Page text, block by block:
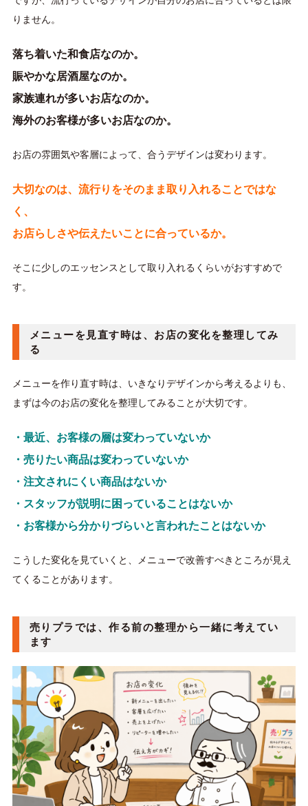
りません。
落ち着いた和食店なのか。
賑やかな居酒屋なのか。
家族連れが多いお店なのか。
海外のお客様が多いお店なのか。
お店の雰囲気や客層によって、合うデザインは変わります。
大切なのは、流行りをそのまま取り入れることではな
く、
お店らしさや伝えたいことに合っているか。
そこに少しのエッセンスとして取り入れるくらいがおすすめで
す。
メニューを見直す時は、お店の変化を整理してみ
る
メニューを作り直す時は、いきなりデザインから考えるよりも、
まずは今のお店の変化を整理してみることが大切です。
・最近、お客様の層は変わっていないか
・売りたい商品は変わっていないか
・注文されにくい商品はないか
・スタッフが説明に困っていることはないか
・お客様から分かりづらいと言われたことはないか
こうした変化を見ていくと、メニューで改善すべきところが見え
てくることがあります。
売りプラでは、作る前の整理から一緒に考えてい
ます